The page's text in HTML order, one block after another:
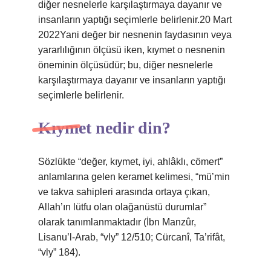
diğer nesnelerle karşılaştırmaya dayanır ve
insanların yaptığı seçimlerle belirlenir.20 Mart
2022Yani değer bir nesnenin faydasının veya
yararlılığının ölçüsü iken, kıymet o nesnenin
öneminin ölçüsüdür; bu, diğer nesnelerle
karşılaştırmaya dayanır ve insanların yaptığı
seçimlerle belirlenir.
Kıymet nedir din?
Sözlükte “değer, kıymet, iyi, ahlâklı, cömert”
anlamlarına gelen keramet kelimesi, “mü’min
ve takva sahipleri arasında ortaya çıkan,
Allah’ın lütfu olan olağanüstü durumlar”
olarak tanımlanmaktadır (İbn Manzûr,
Lisanu’l-Arab, “vly” 12/510; Cürcanî, Ta’rifât,
“vly” 184).